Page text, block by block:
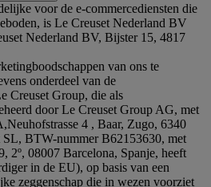
voor de e-commercediensten die
is Le Creuset Nederland BV
Nederland BV, Bijster 15, 4817
van ons te
onderdeel van de
Creuset Group, die als
door Le Creuset Group AG, met
4 , Baar, Zugo, 6340
BTW-nummer B62153630, met
2º, 08007 Barcelona, Spanje, heeft
in de EU), op basis van een
zeggenschap die in wezen voorziet